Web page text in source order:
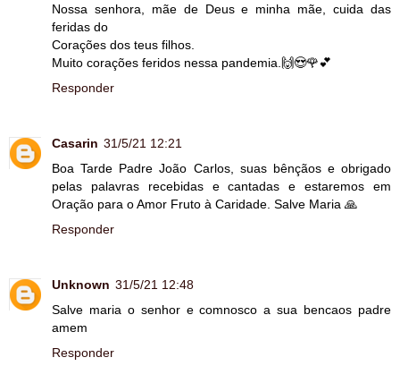
Nossa senhora, mãe de Deus e minha mãe, cuida das
feridas do
Corações dos teus filhos.
Muito corações feridos nessa pandemia.🙌😍🌹💕
Responder
Casarin 31/5/21 12:21
Boa Tarde Padre João Carlos, suas bênçãos e obrigado
pelas palavras recebidas e cantadas e estaremos em
Oração para o Amor Fruto à Caridade. Salve Maria 🙏
Responder
Unknown 31/5/21 12:48
Salve maria o senhor e comnosco a sua bencaos padre
amem
Responder